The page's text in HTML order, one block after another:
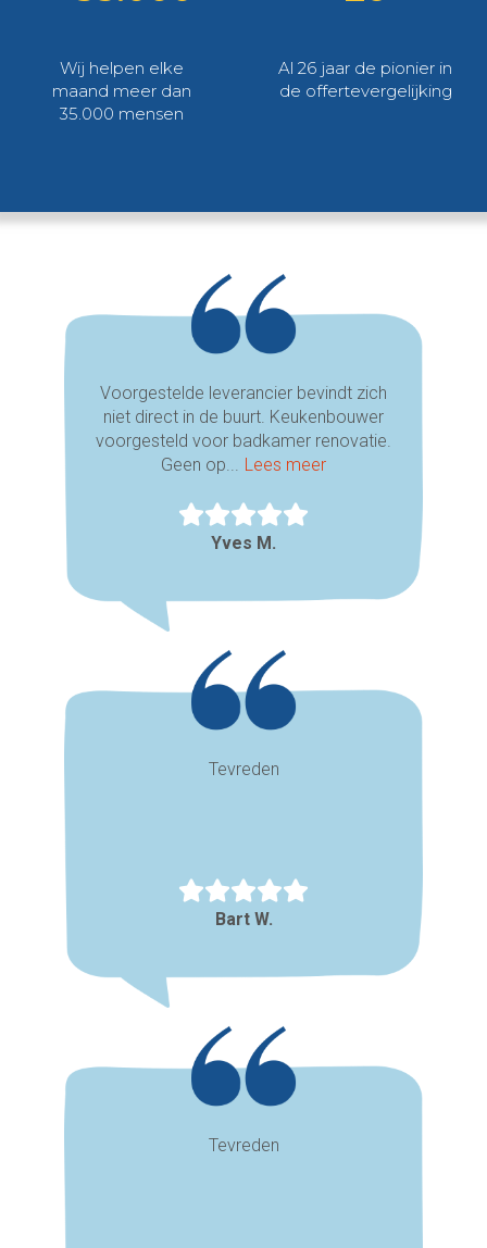
Wij helpen elke
maand meer dan
35.000 mensen
Al 26 jaar de pionier in
de offertevergelijking
Voorgestelde leverancier bevindt zich
niet direct in de buurt. Keukenbouwer
voorgesteld voor badkamer renovatie.
Geen op... Lees meer
Yves M.
Tevreden
Bart W.
Tevreden